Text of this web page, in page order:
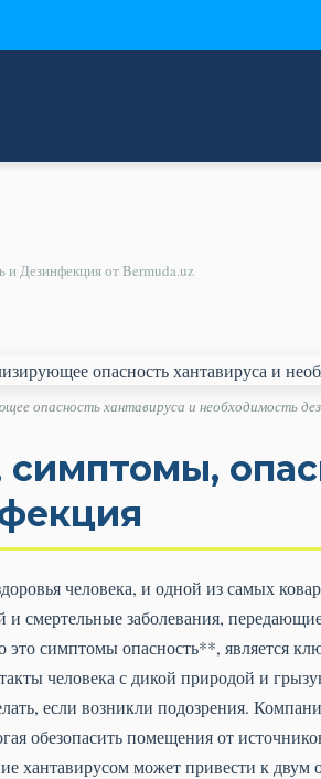
Дезинфекция от Bermuda.uz
опасность хантавируса и необходимость
симптомы,
человека, и одной из самых
смертельные заболевания,
симптомы опасность**, является
человека с дикой природой и
если возникли подозрения.
обезопасить помещения от
хантавирусом может привести к